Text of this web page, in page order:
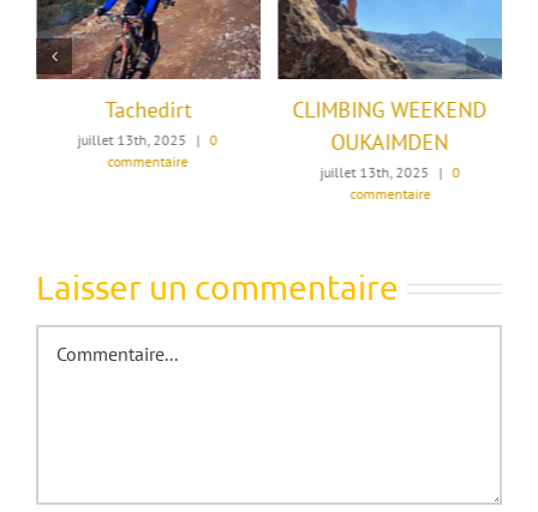
Rando-escalade
benslimane
juin 25th, 2026 | 0 commentaire
Tachedirt
juillet 13th, 2025 |
Laisser un commentaire